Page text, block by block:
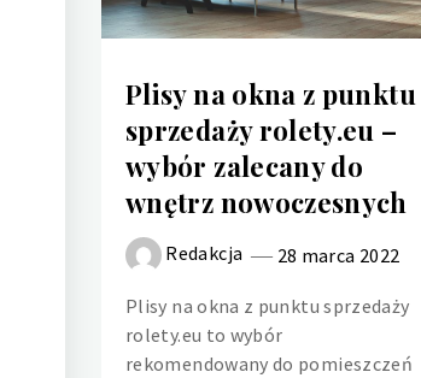
Plisy na okna z punktu
sprzedaży rolety.eu –
wybór zalecany do
wnętrz nowoczesnych
Redakcja 28 marca 2022
Plisy na okna z punktu sprzedaży
rolety.eu to wybór
rekomendowany do pomieszczeń